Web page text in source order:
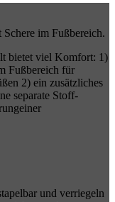
im Fußbereich.
bietet viel Komfort: 1)
Fußbereich für
2) ein zusätzliches
separate Stoff-
und verriegeln